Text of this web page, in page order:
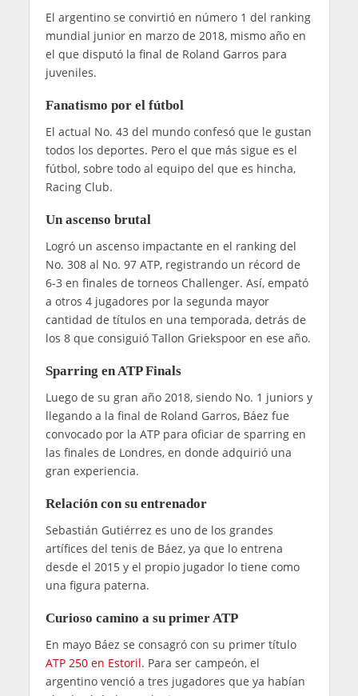
El argentino se convirtió en número 1 del ranking
mundial junior en marzo de 2018, mismo año en
el que disputó la final de Roland Garros para
juveniles.
Fanatismo por el fútbol
El actual No. 43 del mundo confesó que le gustan
todos los deportes. Pero el que más sigue es el
fútbol, sobre todo al equipo del que es hincha,
Racing Club.
Un ascenso brutal
Logró un ascenso impactante en el ranking del
No. 308 al No. 97 ATP, registrando un récord de
6-3 en finales de torneos Challenger. Así, empató
a otros 4 jugadores por la segunda mayor
cantidad de títulos en una temporada, detrás de
los 8 que consiguió Tallon Griekspoor en ese año.
Sparring en ATP Finals
Luego de su gran año 2018, siendo No. 1 juniors y
llegando a la final de Roland Garros, Báez fue
convocado por la ATP para oficiar de sparring en
las finales de Londres, en donde adquirió una
gran experiencia.
Relación con su entrenador
Sebastián Gutiérrez es uno de los grandes
artífices del tenis de Báez, ya que lo entrena
desde el 2015 y el propio jugador lo tiene como
una figura paterna.
Curioso camino a su primer ATP
En mayo Báez se consagró con su primer título
ATP 250 en Estoril. Para ser campeón, el
argentino venció a tres jugadores que ya habían